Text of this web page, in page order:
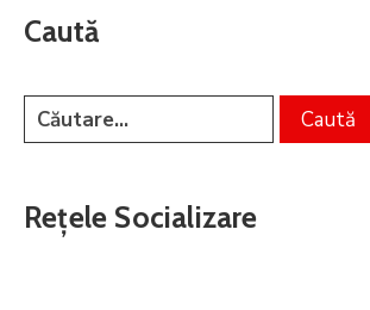
Caută
Rețele Socializare